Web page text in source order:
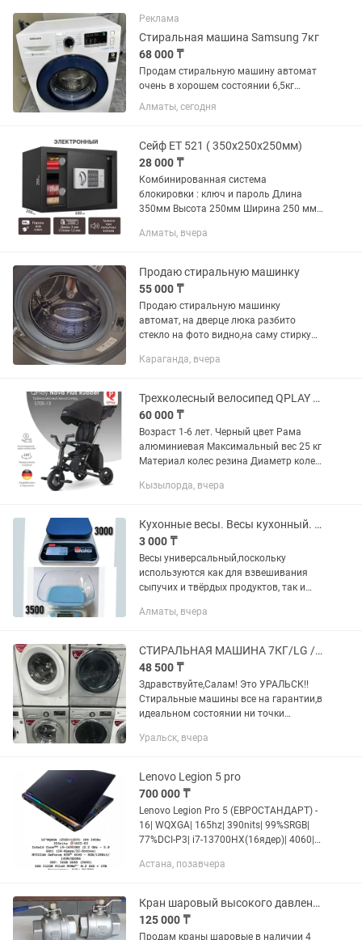
девчушка. Продается для души и
любви. Не для...
Реклама
Стиральная машина Samsung 7кг
68 000 ₸
Продам стиральную машину автомат
очень в хорошем состоянии 6,5кг
загрузкой 1200об/мин Цена 70000
Алматы, сегодня
Сейф ET 521 ( 350x250x250мм)
28 000 ₸
Комбинированная система
блокировки : ключ и пароль Длина
350мм Высота 250мм Ширина 250 мм
Алматы, вчера
Продаю стиральную машинку
55 000 ₸
Продаю стиральную машинку
автомат, на дверце люка разбито
стекло на фото видно,на саму стирку
состоянии, с загрузкой 7кг. Цена 55000
Караганда, вчера
Трехколесный велосипед QPLAY Nova Plus Rubber S700-13 черный
60 000 ₸
Возраст 1-6 лет. Черный цвет Рама
алюминиевая Максимальный вес 25 кг
Материал колес резина Диаметр колес
Комплектация: ручка для родителей,
Кызылорда, вчера
Кухонные весы. Весы кухонный. Весы
3 000 ₸
Весы универсальный,поскольку
используются как для взвешивания
сыпучих и твёрдых продуктов, так и
вес-7000гр --Автоматическое
отключение. --Весы...
Алматы, вчера
СТИРАЛЬНАЯ МАШИНА 7КГ/LG / доставка/гарантия /установка /рассрочка
48 500 ₸
Здравствуйте,Салам! Это УРАЛЬСК!!
Стиральные машины все на гарантии,в
идеальном состоянии ни точки
отжимает не шумит не прыгает.
Уральск, вчера
Lenovo Legion 5 pro
700 000 ₸
Lenovo Legion Pro 5 (ЕВРОСТАНДАРТ) -
16| WQXGA| 165hz| 390nits| 99%SRGB|
77%DCI-P3| i7-13700HX(16ядер)| 4060|
ГАРАНТИЯ 1год Клавиатура RU/ENG -
Астана, позавчера
Кран шаровый высокого давления DN65-PN63 нержавеющий, в котельные!
125 000 ₸
Продам краны шаровые в наличии 4